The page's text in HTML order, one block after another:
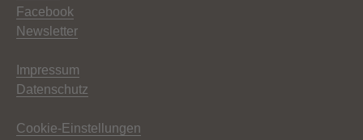
Facebook
Newsletter
Impressum
Datenschutz
Cookie-Einstellungen